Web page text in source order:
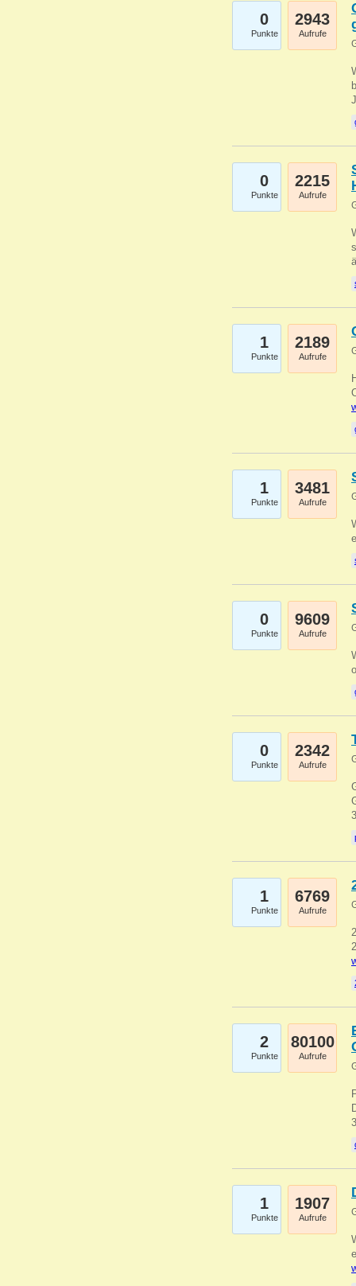
0
Punkte
2943
Aufrufe
0
Punkte
2215
Aufrufe
1
Punkte
2189
Aufrufe
1
Punkte
3481
Aufrufe
0
Punkte
9609
Aufrufe
0
Punkte
2342
Aufrufe
1
Punkte
6769
Aufrufe
2
Punkte
80100
Aufrufe
1
Punkte
1907
Aufrufe